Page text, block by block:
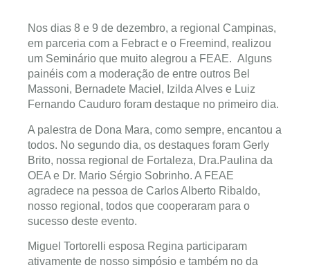
Nos dias 8 e 9 de dezembro, a regional Campinas,
em parceria com a Febract e o Freemind, realizou
um Seminário que muito alegrou a FEAE. Alguns
painéis com a moderação de entre outros Bel
Massoni, Bernadete Maciel, Izilda Alves e Luiz
Fernando Cauduro foram destaque no primeiro dia.
A palestra de Dona Mara, como sempre, encantou a
todos. No segundo dia, os destaques foram Gerly
Brito, nossa regional de Fortaleza, Dra.Paulina da
OEA e Dr. Mario Sérgio Sobrinho. A FEAE
agradece na pessoa de Carlos Alberto Ribaldo,
nosso regional, todos que cooperaram para o
sucesso deste evento.
Miguel Tortorelli esposa Regina participaram
ativamente de nosso simpósio e também no da